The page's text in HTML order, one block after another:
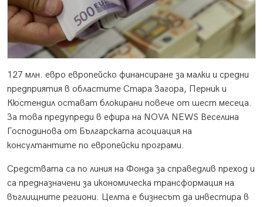
127 млн. евро европейско финансиране за малки и средни
предприятия в областите Стара Загора, Перник и
Кюстендил остават блокирани повече от шест месеца.
За това предупреди в ефира на NOVA NEWS Веселина
Господинова от Българската асоциация на
консултантите по европейски програми.
Средствата са по линия на Фонда за справедлив преход и
са предназначени за икономическа трансформация на
въглищните региони. Целта е бизнесът да инвестира в